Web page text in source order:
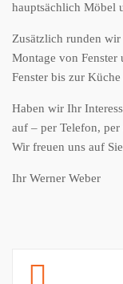
hauptsächlich Möbel
Zusätzlich runden
Montage von Fenster
Fenster bis zur
Haben wir Ihr
auf – per Telefon,
Wir freuen uns auf
Ihr Werner Weber